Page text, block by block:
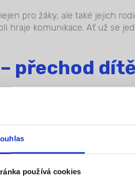
používá cookies
pro žáky, ale také jejich
hraje komunikace. Ať už se
přechod
mnoho z nás, která nám v
z mateřské školky na